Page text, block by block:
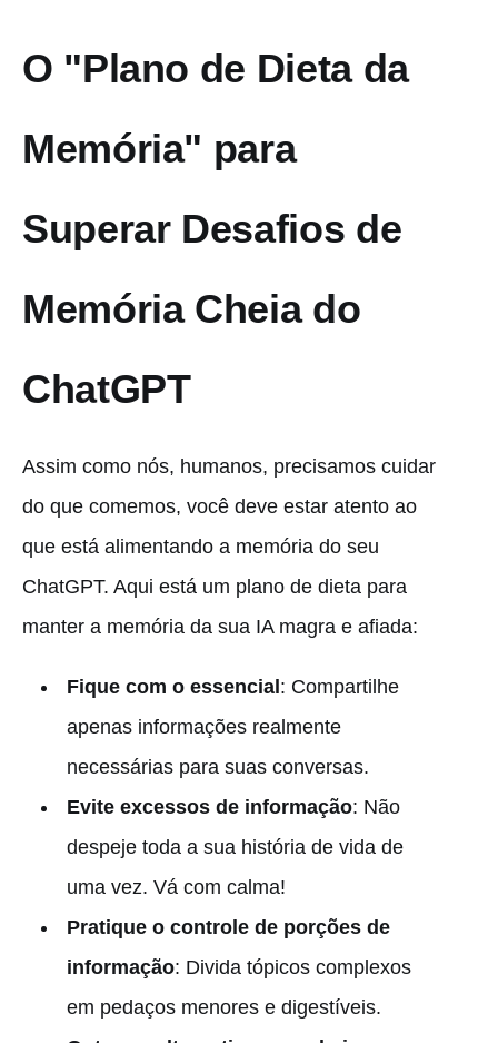
O "Plano de Dieta da
Memória" para
Superar Desafios de
Memória Cheia do
ChatGPT
Assim como nós, humanos, precisamos cuidar
do que comemos, você deve estar atento ao
que está alimentando a memória do seu
ChatGPT. Aqui está um plano de dieta para
manter a memória da sua IA magra e afiada:
Fique com o essencial : Compartilhe
apenas informações realmente
necessárias para suas conversas.
Evite excessos de informação: Não
despeje toda a sua história de vida de
uma vez. Vá com calma!
Pratique o controle de porções de
informação: Divida tópicos complexos
em pedaços menores e digestíveis.